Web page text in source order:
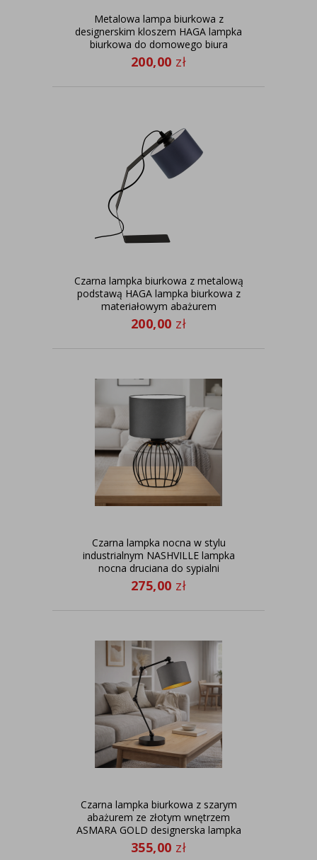
Metalowa lampa biurkowa z
designerskim kloszem HAGA lampka
biurkowa do domowego biura
200,00 zł
Czarna lampka biurkowa z metalową
podstawą HAGA lampka biurkowa z
materiałowym abażurem
200,00 zł
Czarna lampka nocna w stylu
industrialnym NASHVILLE lampka
nocna druciana do sypialni
275,00 zł
Czarna lampka biurkowa z szarym
abażurem ze złotym wnętrzem
ASMARA GOLD designerska lampka
stołowa regulowana
355,00 zł